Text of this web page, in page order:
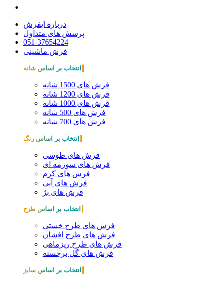
درباره ایفرش
پرسش های متداول
051-37654224
فرش ماشینی
انتخاب بر اساس شانه
فرش های 1500 شانه
فرش های 1200 شانه
فرش های 1000 شانه
فرش های 500 شانه
فرش های 700 شانه
انتخاب بر اساس رنگ
فرش های طوسی
فرش های سورمه ای
فرش های کرم
فرش های آبی
فرش های بژ
انتخاب بر اساس طرح
فرش های طرح خشتی
فرش های طرح افشان
فرش های طرح ریزماهی
فرش های گل برجسته
انتخاب بر اساس سایز